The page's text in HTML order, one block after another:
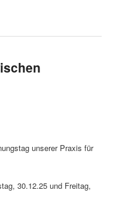
unserer Praxis für
30.12.25 und Freitag,